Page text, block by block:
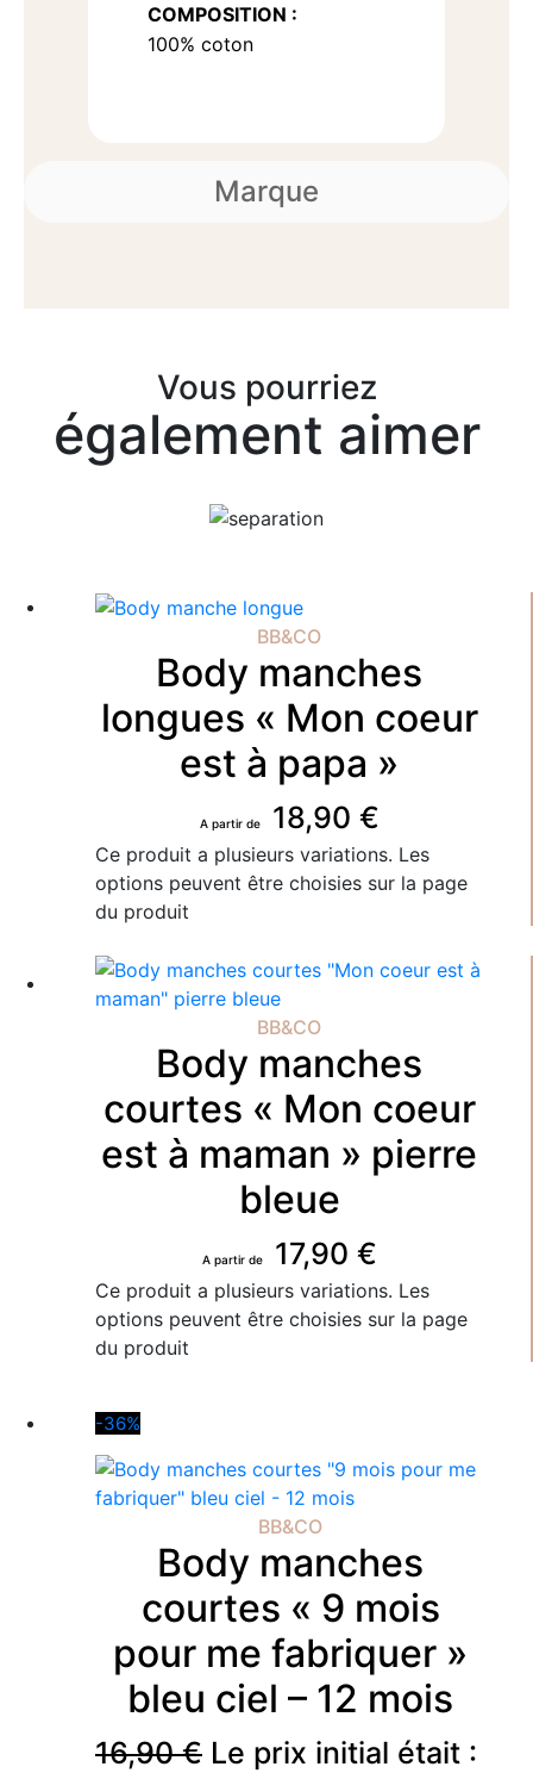
COMPOSITION :
100% coton
Marque
Vous pourriez
également aimer
BB&CO
Body manches
longues « Mon coeur
est à papa »
18,90 €
Ce produit a plusieurs variations. Les
options peuvent être choisies sur la page
du produit
BB&CO
Body manches
courtes « Mon coeur
est à maman » pierre
bleue
17,90 €
Ce produit a plusieurs variations. Les
options peuvent être choisies sur la page
du produit
-36%
BB&CO
Body manches
courtes « 9 mois
pour me fabriquer »
bleu ciel – 12 mois
16,90€ Le prix initial était :